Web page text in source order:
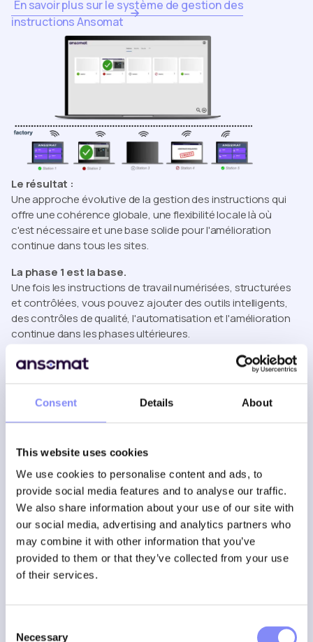
Consent Details About
This website uses cookies
We use cookies to personalise content and ads, to
provide social media features and to analyse our traffic.
We also share information about your use of our site with
our social media, advertising and analytics partners who
may combine it with other information that you’ve
provided to them or that they’ve collected from your use
of their services.
Necessary
En savoir plus sur le système de gestion des
instructions Ansomat
Le résultat :
Une approche évolutive de la gestion des instructions qui
offre une cohérence globale, une flexibilité locale là où
c'est nécessaire et une base solide pour l'amélioration
continue dans tous les sites.
La phase 1 est la base.
Une fois les instructions de travail numérisées, structurées
et contrôlées, vous pouvez ajouter des outils intelligents,
des contrôles de qualité, l'automatisation et l'amélioration
continue dans les phases ultérieures.
Phase 2 - Projeter les
instructions dans la zone de
travail
Instructions de travail en réalité
augmentée pour l'atelier
Une fois les instructions de travail numérisées, l'étape
suivante consiste à les projeter directement dans le champ
de vision de l'opérateur à l'aide d'instructions de travail
en réalité augmentée. En projetant des instructions
numériques sur l'espace de travail physique, laréalité
augmentée dans l'industrie manufacturière
Comment fonctionne la projection de